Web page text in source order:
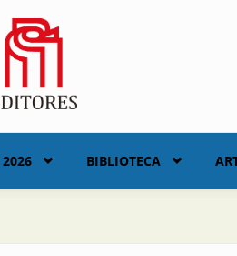
2026 BIBLIOTECA